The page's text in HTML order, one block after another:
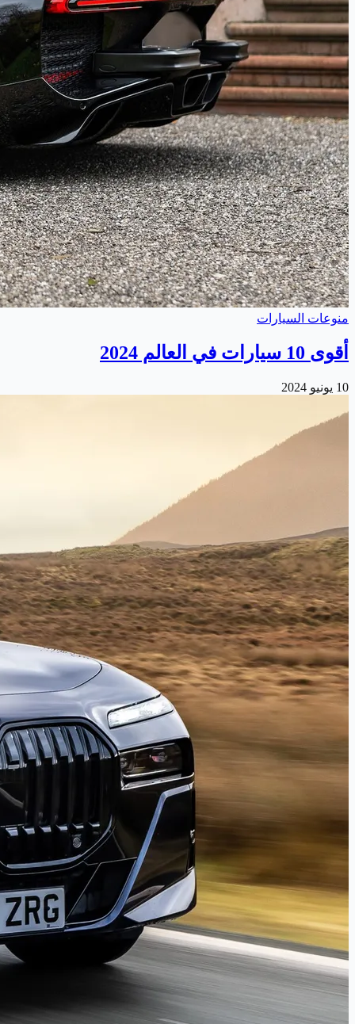
منوعات السيارات
أقوى 10 سيارات في العالم 2024
10 يونيو 2024